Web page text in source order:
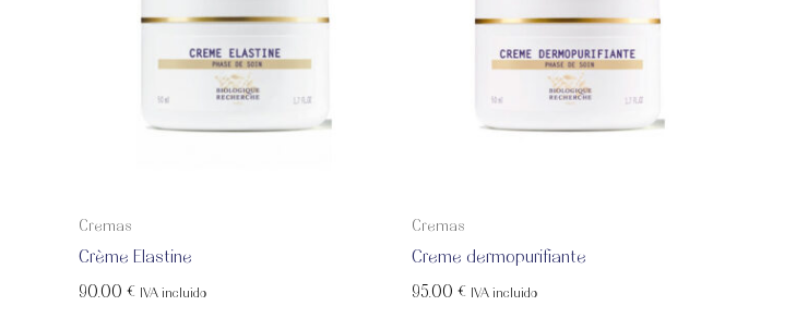
Cremas
Crème Elastine
90.00 € IVA incluido
Cremas
Creme dermopurifiante
95.00 € IVA incluido